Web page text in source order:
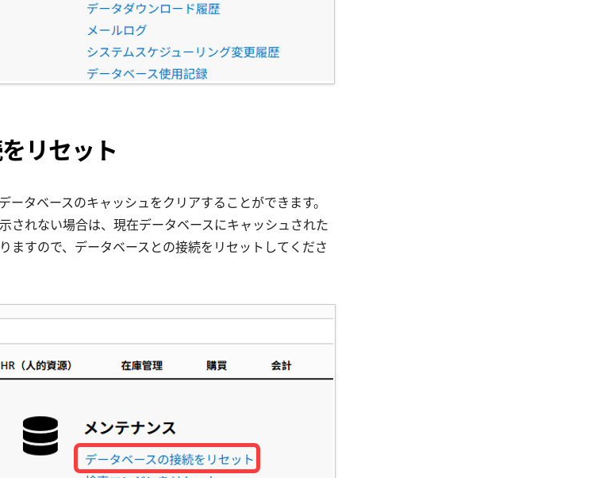
リセット
タベースのキャッシュをクリアすることができます。
されない場合は、現在データベースにキャッシュされた
ますので、データベースとの接続をリセットしてくださ